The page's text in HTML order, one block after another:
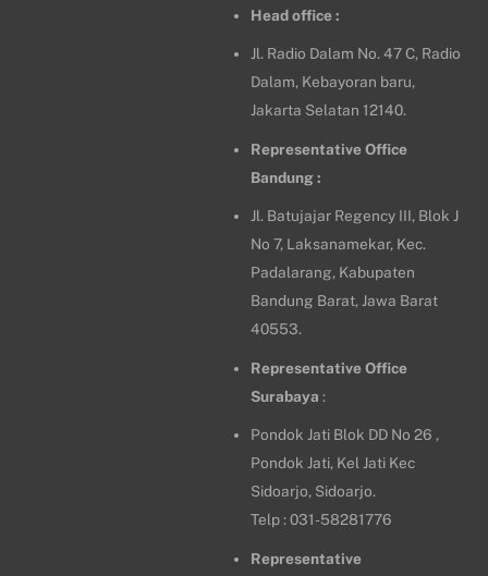
Head office :
Jl. Radio Dalam No. 47 C, Radio
Dalam, Kebayoran baru,
Jakarta Selatan 12140.
Representative Office
Bandung :
Jl. Batujajar Regency III, Blok J
No 7, Laksanamekar, Kec.
Padalarang, Kabupaten
Bandung Barat, Jawa Barat
40553.
Representative Office
Surabaya :
Pondok Jati Blok DD No 26 ,
Pondok Jati, Kel Jati Kec
Sidoarjo, Sidoarjo.
Telp : 031-58281776
Representative